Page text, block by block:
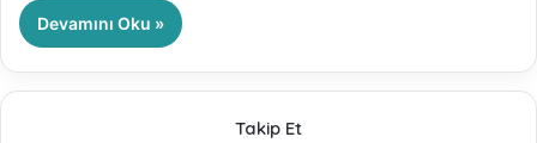
Devamını Oku »
Takip Et